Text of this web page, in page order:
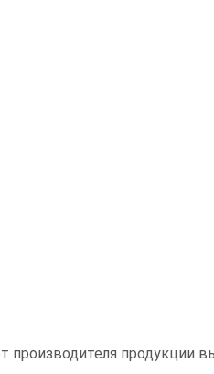
производителя продукции